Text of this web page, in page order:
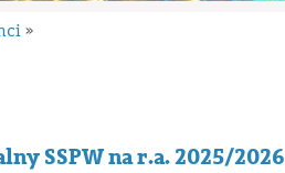
»
SSPW na r.a. 2025/2026